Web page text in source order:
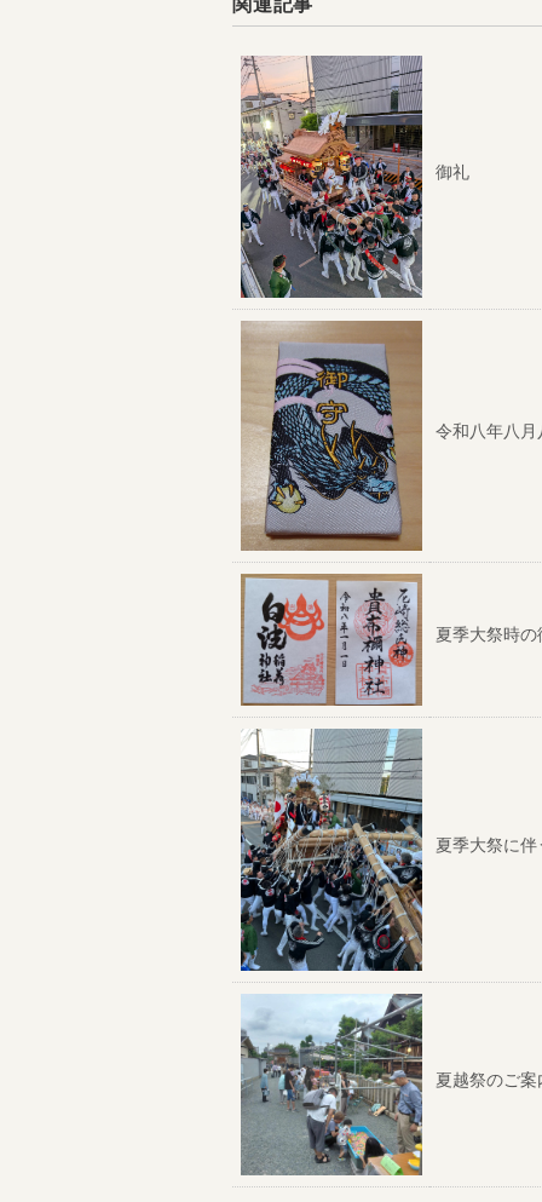
御礼
令和八年八月
夏季大祭時の
夏季大祭に伴
夏越祭のご案